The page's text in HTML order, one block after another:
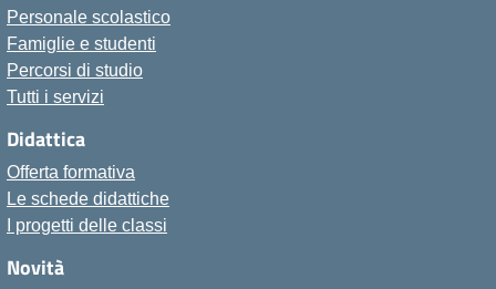
Personale scolastico
Famiglie e studenti
Percorsi di studio
Tutti i servizi
Didattica
Offerta formativa
Le schede didattiche
I progetti delle classi
Novità